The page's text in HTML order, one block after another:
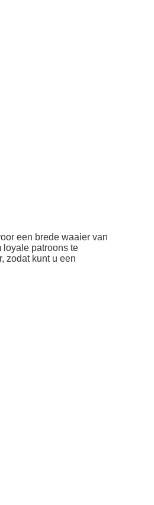
een brede waaier van
loyale patroons te
zodat kunt u een